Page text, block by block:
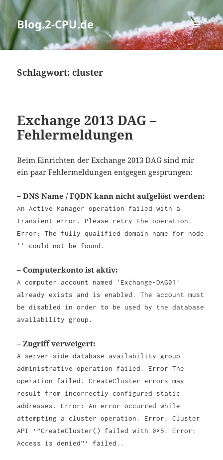
Blog.2-CPU.de
MENÜ
UND
Schlagwort:cluster
Exchange 2013 DAG –
Fehlermeldungen
Beim Einrichten der Exchange 2013 DAG sind mir
ein paar Fehlermeldungen entgegen gesprungen:
– DNS Name / FQDN kann nicht aufgelöst werden:
An Active Manager operation failed with a
transient error. Please retry the operation.
Error: The fully qualified domain name for node
'' could not be found.
– Computerkonto ist aktiv:
A computer account named 'Exchange-DAG01'
already exists and is enabled. The account must
be disabled in order to be used by the database
availability group.
– Zugriff verweigert:
A server-side database availability group
administrative operation failed. Error The
operation failed. CreateCluster errors may
result from incorrectly configured static
addresses. Error: An error occurred while
attempting a cluster operation. Error: Cluster
API ‘”CreateCluster() failed with 0×5. Error:
Access is denied”‘ failed..